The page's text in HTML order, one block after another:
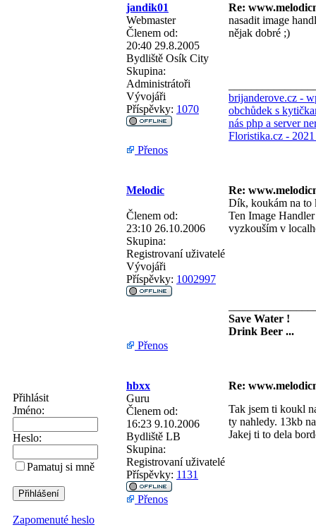
Přihlásit
Jméno:
Heslo:
Pamatuj si mně
Zapomenuté heslo
jandik01
Re:
Webmaster
Členem od:
20:40 29.8.2005
Bydliště Osík City
Skupina:
Administrátoři
Vývojáři
Příspěvky: 1070
nasadit image
nějak dobré ;)
brijanderove.cz -
obchůdek s
nás php a server
Floristika.cz -
Přenos
Melodic Re:
Členem od:
23:10 26.10.2006
Skupina:
Registrovaní uživatelé
Vývojáři
Příspěvky: 1002997
Dík, koukám na to
Ten Image
vyzkouším v
Save Water !
Drink Beer ...
Přenos
hbxx
Re:
Guru
Členem od:
16:23 9.10.2006
Bydliště LB
Skupina:
Registrovaní uživatelé
Příspěvky: 1131
Tak jsem ti koukl
ty nahledy. 13kb
Jakej ti to dela
Přenos